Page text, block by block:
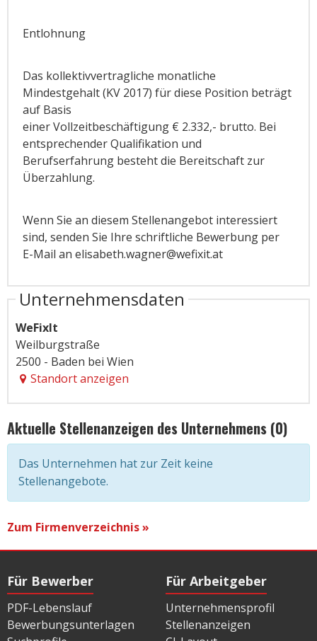
Entlohnung
Das kollektivvertragliche monatliche
Mindestgehalt (KV 2017) für diese Position beträgt
auf Basis
einer Vollzeitbeschäftigung € 2.332,- brutto. Bei
entsprechender Qualifikation und
Berufserfahrung besteht die Bereitschaft zur
Überzahlung.
Wenn Sie an diesem Stellenangebot interessiert
sind, senden Sie Ihre schriftliche Bewerbung per
E-Mail an elisabeth.wagner@wefixit.at
Unternehmensdaten
WeFixIt
Weilburgstraße
2500 - Baden bei Wien
Standort anzeigen
Aktuelle Stellenanzeigen des Unternehmens (0)
Das Unternehmen hat zur Zeit keine
Stellenangebote.
Zum Firmenverzeichnis »
Für Bewerber
PDF-Lebenslauf
Bewerbungsunterlagen
Für Arbeitgeber
Unternehmensprofil
Stellenanzeigen